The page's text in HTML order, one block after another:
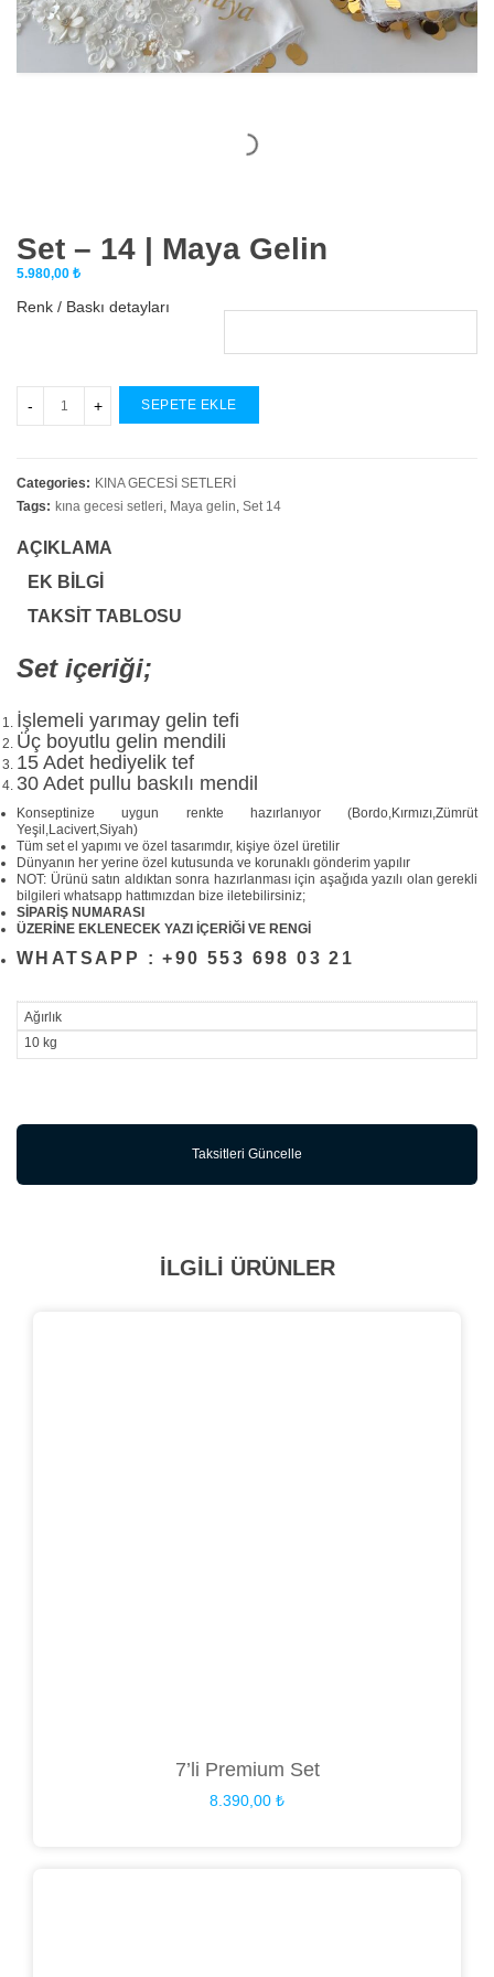
Set – 14 | Maya Gelin
5.980,00 ₺
Renk / Baskı detayları
SEPETE EKLE
Categories: KINA GECESİ SETLERİ
Tags: kına gecesi setleri, Maya gelin, Set 14
AÇIKLAMA
EK BILGI
TAKSIT TABLOSU
Set içeriği;
İşlemeli yarımay gelin tefi
Üç boyutlu gelin mendili
15 Adet hediyelik tef
30 Adet pullu baskılı mendil
Konseptinize uygun renkte hazırlanıyor (Bordo,Kırmızı,Zümrüt
Yeşil,Lacivert,Siyah)
Tüm set el yapımı ve özel tasarımdır, kişiye özel üretilir
Dünyanın her yerine özel kutusunda ve korunaklı gönderim yapılır
NOT: Ürünü satın aldıktan sonra hazırlanması için aşağıda yazılı olan gerekli
bilgileri whatsapp hattımızdan bize iletebilirsiniz;
SİPARİŞ NUMARASI
ÜZERİNE EKLENECEK YAZI İÇERİĞİ VE RENGİ
WHATSAPP : +90 553 698 03 21
Ağırlık
10 kg
Taksitleri Güncelle
İLGİLİ ÜRÜNLER
7’li Premium Set
8.390,00 ₺